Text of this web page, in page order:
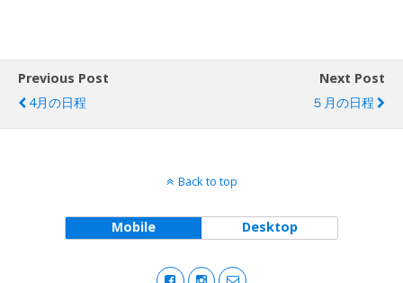
Previous Post
4月の日程
Next Post
５月の日程
Back to top
Mobile Desktop